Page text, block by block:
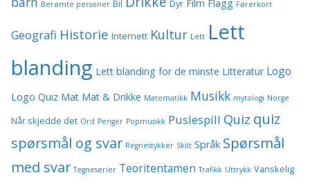
Berømte personer Bil Dyr Film Flagg Førerkort
Geografi Historie Internett Kultur Lett Lett
blanding Lett blanding for de minste Litteratur Logo
Logo Quiz Mat Mat & Drikke Matematikk Musikk mytologi Norge
Når skjedde det Ord Penger Popmusikk Puslespill Quiz quiz
spørsmål og svar Regnestykker Skilt Språk Spørsmål
med svar Tegneserier Teoritentamen Trafikk Uttrykk Vanskelig